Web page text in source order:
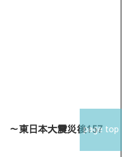
東日本大震災後157
page top